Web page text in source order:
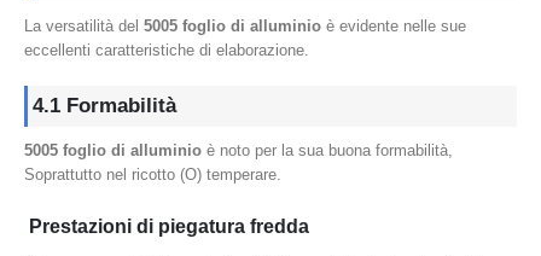
La versatilità del 5005 foglio di alluminio è evidente nelle sue
eccellenti caratteristiche di elaborazione.
4.1 Formabilità
5005 foglio di alluminio è noto per la sua buona formabilità,
Soprattutto nel ricotto (O) temperare.
Prestazioni di piegatura fredda